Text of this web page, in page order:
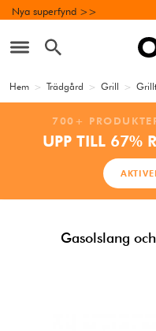
Nya superfynd >>
Hem > Trädgård > Grill >
700+
UPP TILL 67%
Gasolslang